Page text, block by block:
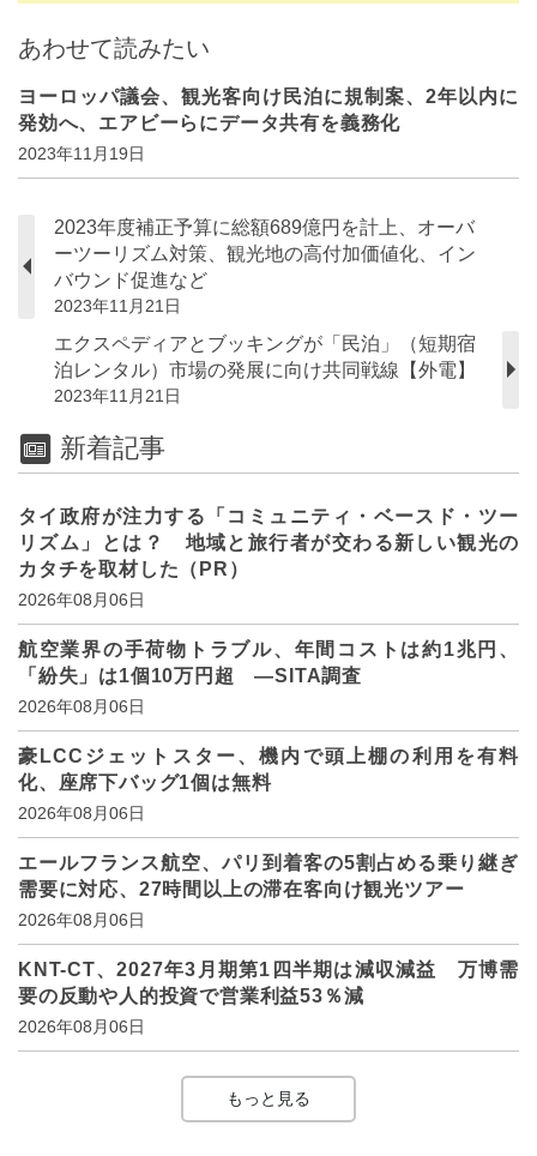
あわせて読みたい
ヨーロッパ議会、観光客向け民泊に規制案、2年以内に
発効へ、エアビーらにデータ共有を義務化
2023年11月19日
2023年度補正予算に総額689億円を計上、オーバ
ーツーリズム対策、観光地の高付加価値化、イン
バウンド促進など
2023年11月21日
エクスペディアとブッキングが「民泊」（短期宿
泊レンタル）市場の発展に向け共同戦線【外電】
2023年11月21日
新着記事
タイ政府が注力する「コミュニティ・ベースド・ツー
リズム」とは？ 地域と旅行者が交わる新しい観光の
カタチを取材した（PR）
2026年08月06日
航空業界の手荷物トラブル、年間コストは約1兆円、
「紛失」は1個10万円超 ―SITA調査
2026年08月06日
豪LCCジェットスター、機内で頭上棚の利用を有料
化、座席下バッグ1個は無料
2026年08月06日
エールフランス航空、パリ到着客の5割占める乗り継ぎ
需要に対応、27時間以上の滞在客向け観光ツアー
2026年08月06日
KNT-CT、2027年3月期第1四半期は減収減益 万博需
要の反動や人的投資で営業利益53％減
2026年08月06日
もっと見る